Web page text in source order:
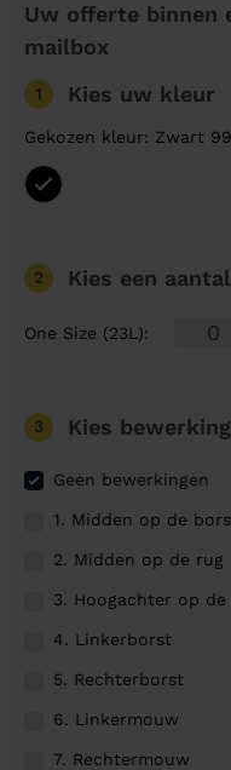
Uw offerte binnen
mailbox
1 Kies uw kleur
Gekozen kleur: Zwart 99
2 Kies een aantal
One Size (23L):
3 Kies
Geen bewerkingen
1. Midden op de
2. Midden op de rug
3. Hoogachter op de
4. Linkerborst
5. Rechterborst
6. Linkermouw
7. Rechtermouw